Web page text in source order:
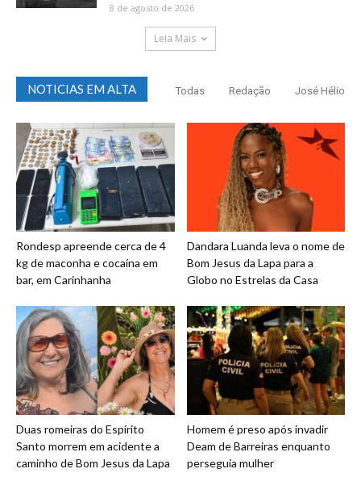
8 de agosto de 2026
Leia Mais
NOTICIAS EM ALTA Todas Redação José Hélio
Rondesp apreende cerca de 4
kg de maconha e cocaína em
bar, em Carinhanha
Dandara Luanda leva o nome de
Bom Jesus da Lapa para a
Globo no Estrelas da Casa
Duas romeiras do Espírito
Santo morrem em acidente a
caminho de Bom Jesus da Lapa
Homem é preso após invadir
Deam de Barreiras enquanto
perseguia mulher